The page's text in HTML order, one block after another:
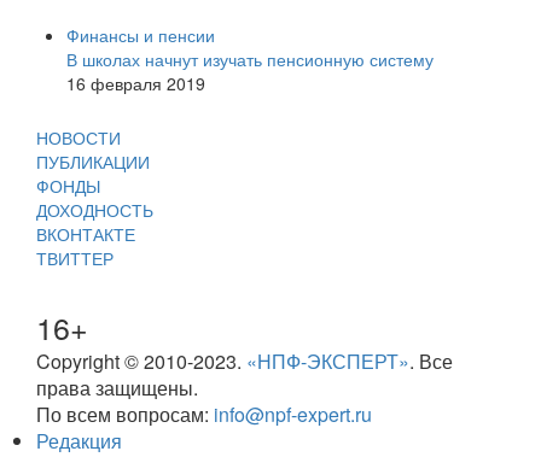
Финансы и пенсии
В школах начнут изучать пенсионную систему
16 февраля 2019
НОВОСТИ
ПУБЛИКАЦИИ
ФОНДЫ
ДОХОДНОСТЬ
ВКОНТАКТЕ
ТВИТТЕР
16+
Copyright © 2010-2023. «НПФ-ЭКСПЕРТ». Все
права защищены.
По всем вопросам: info@npf-expert.ru
Редакция